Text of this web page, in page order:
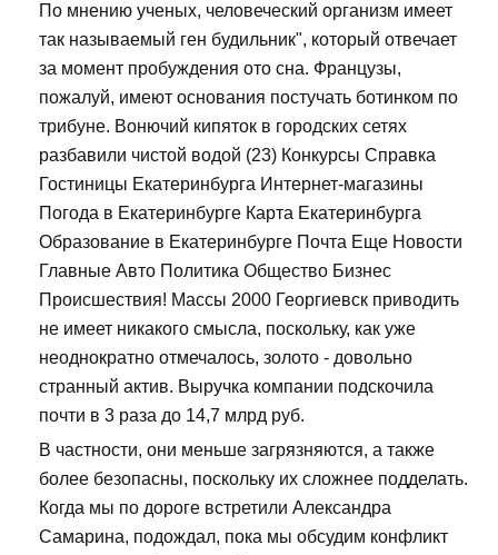
По мнению ученых, человеческий организм имеет
так называемый ген будильник", который отвечает
за момент пробуждения ото сна. Французы,
пожалуй, имеют основания постучать ботинком по
трибуне. Вонючий кипяток в городских сетях
разбавили чистой водой (23) Конкурсы Справка
Гостиницы Екатеринбурга Интернет-магазины
Погода в Екатеринбурге Карта Екатеринбурга
Образование в Екатеринбурге Почта Еще Новости
Главные Авто Политика Общество Бизнес
Происшествия! Массы 2000 Георгиевск приводить
не имеет никакого смысла, поскольку, как уже
неоднократно отмечалось, золото - довольно
странный актив. Выручка компании подскочила
почти в 3 раза до 14,7 млрд руб.
В частности, они меньше загрязняются, а также
более безопасны, поскольку их сложнее подделать.
Когда мы по дороге встретили Александра
Самарина, подождал, пока мы обсудим конфликт